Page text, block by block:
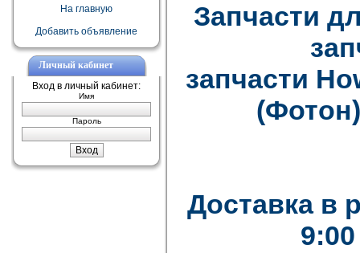
На главную
Добавить объявление
Личный кабинет
Вход в личный кабинет:
Имя
Пароль
Запчасти
запчасти
Доставка в